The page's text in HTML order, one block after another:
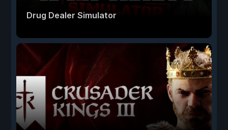
Drug Dealer Simulator